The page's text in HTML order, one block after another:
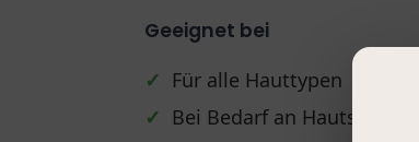
Geeignet bei
✓ Für alle Hauttypen
✓ Bei Bedarf an Hautstraffung